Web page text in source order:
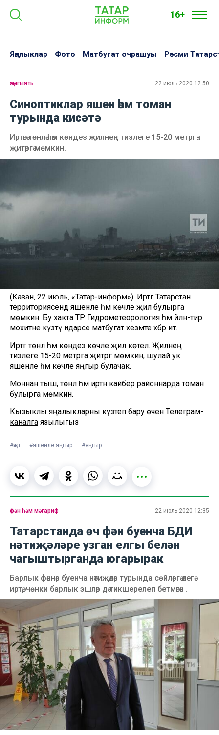
16+
Яңалыклар Фото Матбугат очрашуы Рәсми
җәмгыять 22 июль 2020 12:50
Синоптиклар яшен һәм томан
турында кисәтә
Иртәгә төнлә һәм көндез җилнең тизлеге 15-20 метрга
җитәргә мөмкин.
(Казан, 22 июль, «Татар-информ»). Иртәгә Татарстан
территориясендә яшенле һәм көчле җил булырга
мөмкин. Бу хакта ТР Гидрометеорология һәм әйләнә-тирә
мохитне күзәтү идарәсе матбугат хезмәте хәбәр итә.
Иртәгә төнлә һәм көндез көчле җил көтелә. Җилнең
тизлеге 15-20 метрга җитәргә мөмкин, шулай ук
яшенле һәм көчле яңгыр булачак.
Моннан тыш, төнлә һәм иртән кайбер районнарда томан
булырга мөмкин.
Кызыклы яңалыкларны күзәтеп бару өчен Телеграм-
каналга язылыгыз
#җил #яшенле яңгыр #яңгыр
фән һәм мәгариф 22 июль 2020 12:35
Татарстанда өч фән буенча БДИ
нәтиҗәләре узган елгы белән
чагыштырганда югарырак
Барлык фәннәр буенча нәтиҗәләр турында сөйләргә әлегә
иртә, чөнки барлык эшләр дә тикшерелеп бетмәгән .